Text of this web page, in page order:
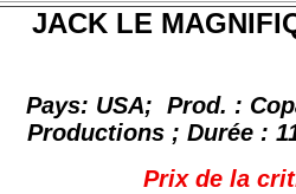
JACK LE
Pays: USA; Prod. :
Productions ; Durée :
Prix de la